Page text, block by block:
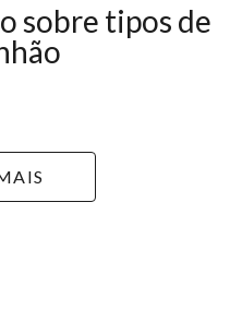
sobre tipos de